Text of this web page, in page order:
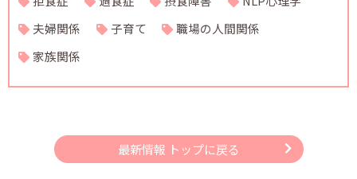
夫婦関係
子育て
職場の人間関係
家族関係
最新情報 トップに戻る